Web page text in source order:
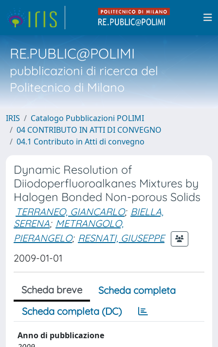
RE.PUBLIC@POLIMI
pubblicazioni di ricerca del
Politecnico di Milano
IRIS
Catalogo Pubblicazioni POLIMI
04 CONTRIBUTO IN ATTI DI CONVEGNO
04.1 Contributo in Atti di convegno
Dynamic Resolution of
Diiodoperfluoroalkanes Mixtures by
Halogen Bonded Non-porous Solids
TERRANEO, GIANCARLO; BIELLA,
SERENA; METRANGOLO,
PIERANGELO; RESNATI, GIUSEPPE
2009-01-01
Scheda breve
Scheda completa
Scheda completa (DC)
Anno di pubblicazione